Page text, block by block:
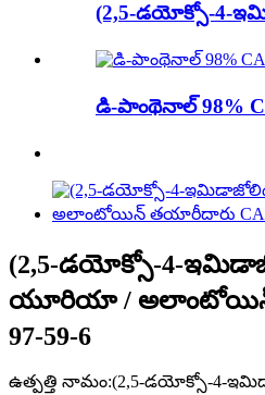
(2,5-డయోక్సో-4-
డి-పాంథెనాల్ 98%
(2,5-డయోక్సో-4-
యూరియా / అలాంటోయిన్
97-59-6
ఉత్పత్తి నామం:(2,5-డయోక్సో-4-